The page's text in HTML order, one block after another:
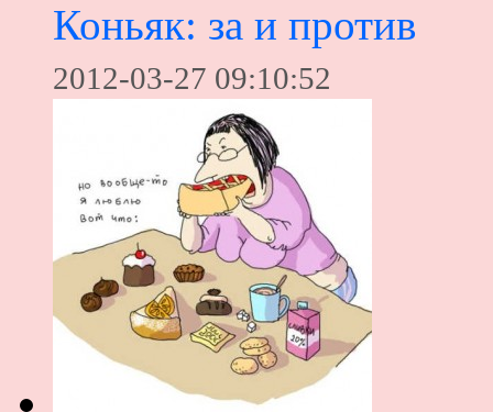
Коньяк: за и против
2012-03-27 09:10:52